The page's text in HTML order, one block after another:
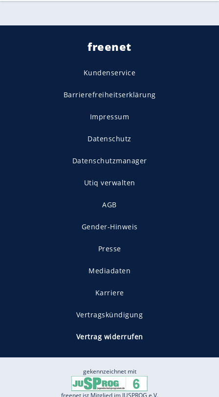
freenet
Kundenservice
Barrierefreiheitserklärung
Impressum
Datenschutz
Datenschutzmanager
Utiq verwalten
AGB
Gender-Hinweis
Presse
Mediadaten
Karriere
Vertragskündigung
Vertrag widerrufen
gekennzeichnet mit